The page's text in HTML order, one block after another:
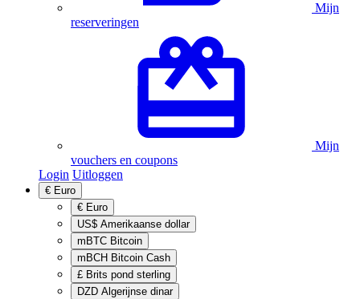
Mijn
reserveringen
Mijn
vouchers en coupons
Login Uitloggen
€ Euro
€ Euro
US$ Amerikaanse dollar
mBTC Bitcoin
mBCH Bitcoin Cash
£ Brits pond sterling
DZD Algerijnse dinar